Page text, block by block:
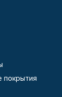
покрытия